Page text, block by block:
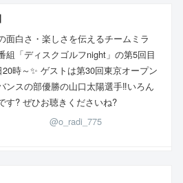
面白さ・楽しさを伝えるチームミラ
組「ディスクゴルフnight」の第5回目
時～✨ ゲストは第30回東京オープン
ンスの部優勝の山口太陽選手‼️いろん
す? ぜひお聴きくださいね?
@o_radi_775